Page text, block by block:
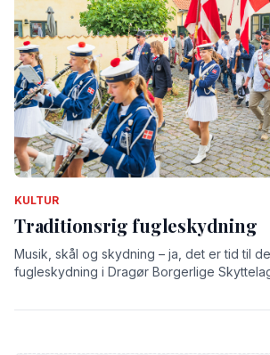
KULTUR
Traditionsrig fugleskydning
Musik, skål og skydning – ja, det er tid til
fugleskydning i Dragør Borgerlige